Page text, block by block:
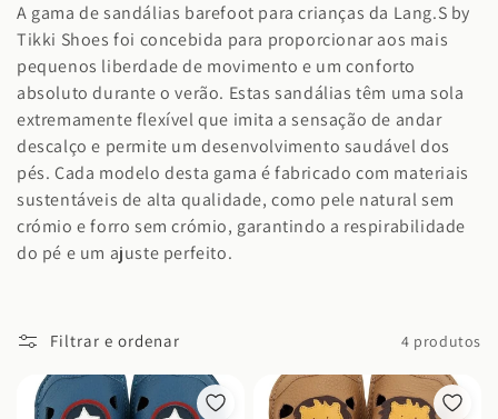
l
e
ç
ã
o
:
A gama de sandálias barefoot para crianças da Lang.S by
Tikki Shoes foi concebida para proporcionar aos mais
pequenos liberdade de movimento e um conforto
absoluto durante o verão. Estas sandálias têm uma sola
extremamente flexível que imita a sensação de andar
descalço e permite um desenvolvimento saudável dos
pés. Cada modelo desta gama é fabricado com materiais
sustentáveis de alta qualidade, como pele natural sem
crómio e forro sem crómio, garantindo a respirabilidade
do pé e um ajuste perfeito.
Filtrar e ordenar 4 produtos